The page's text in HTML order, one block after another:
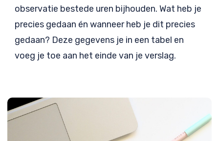
observatie bestede uren bijhouden. Wat heb je
precies gedaan én wanneer heb je dit precies
gedaan? Deze gegevens je in een tabel en
voeg je toe aan het einde van je verslag.